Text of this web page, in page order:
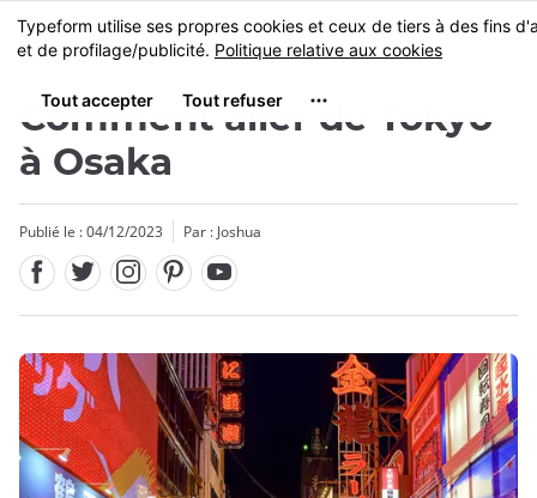
Skip
to
content
MENU
Comment aller de Tokyo
à Osaka
Publié le : 04/12/2023 Par : Joshua